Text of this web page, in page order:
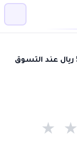
كوبون قولدن سنت و تخفيض 50 ريال عند التسوق
★ ★